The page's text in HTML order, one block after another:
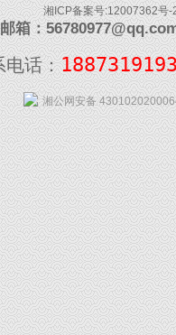
湘ICP备案号:12007362号-
箱：
话：
湘公网安备